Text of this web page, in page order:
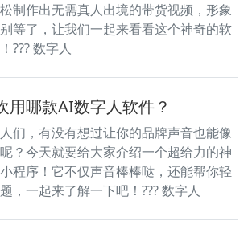
制作出无需真人出境的带货视频，形象
等了，让我们一起来看看这个神奇的软
??? 数字人
用哪款AI数字人软件？
们，有没有想过让你的品牌声音也能像
？今天就要给大家介绍一个超给力的神
序！它不仅声音棒棒哒，还能帮你轻
，一起来了解一下吧！??️? 数字人